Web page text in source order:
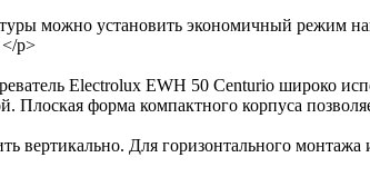
можно установить экономичный режим
</p>
Electrolux EWH 50 Centurio широко
Плоская форма компактного корпуса
вертикально. Для горизонтального